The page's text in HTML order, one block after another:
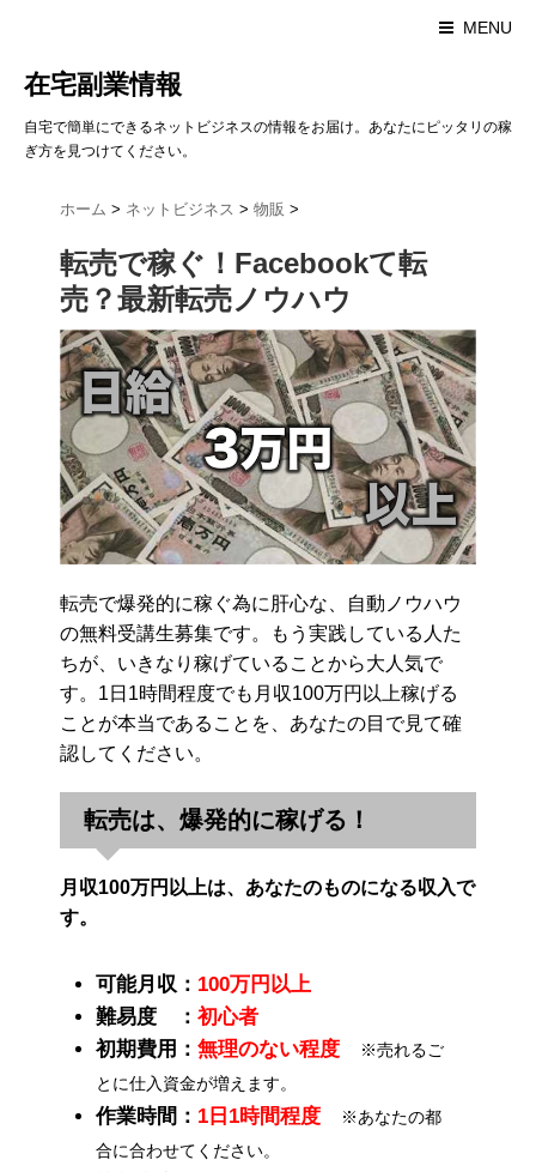
MENU
在宅副業情報
自宅で簡単にできるネットビジネスの情報をお届け。あなたにピッタリの稼
ぎ方を見つけてください。
ホーム > ネットビジネス > 物販 >
転売で稼ぐ！Facebookて転
売？最新転売ノウハウ
転売で爆発的に稼ぐ為に肝心な、自動ノウハウ
の無料受講生募集です。もう実践している人た
ちが、いきなり稼げていることから大人気で
す。1日1時間程度でも月収100万円以上稼げる
ことが本当であることを、あなたの目で見て確
認してください。
転売は、爆発的に稼げる！
月収100万円以上は、あなたのものになる収入で
す。
可能月収： 100万円以上
難易度 ： 初心者
初期費用： 無理のない程度
※売れるご
とに仕入資金が増えます。
作業時間： 1日1時間程度
※あなたの都
合に合わせてください。